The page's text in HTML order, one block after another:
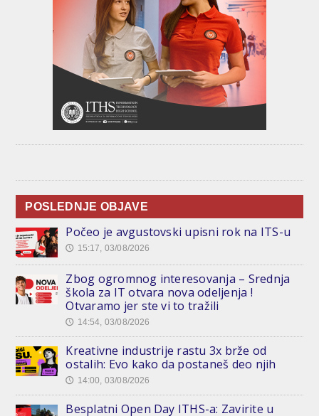
POSLEDNJE OBJAVE
Počeo je avgustovski upisni rok na ITS-u
🕔 15:17, 03/08/2026
Zbog ogromnog interesovanja – Srednja
škola za IT otvara nova odeljenja !
Otvaramo jer ste vi to tražili
🕔 14:54, 03/08/2026
Kreativne industrije rastu 3x brže od
ostalih: Evo kako da postaneš deo njih
🕔 14:00, 03/08/2026
Besplatni Open Day ITHS-a: Zavirite u